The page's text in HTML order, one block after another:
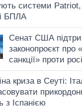
системи Patriot,
БПЛА
Сенат США
законопроєкт про
санкції» проти
криза в Сеуті:
з Іспанією